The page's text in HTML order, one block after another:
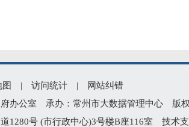
| 访问统计 |
网站纠错
办公室 承办：常州市大数据管理中心 版
1280号 (市行政中心)3号楼B座116室 技术